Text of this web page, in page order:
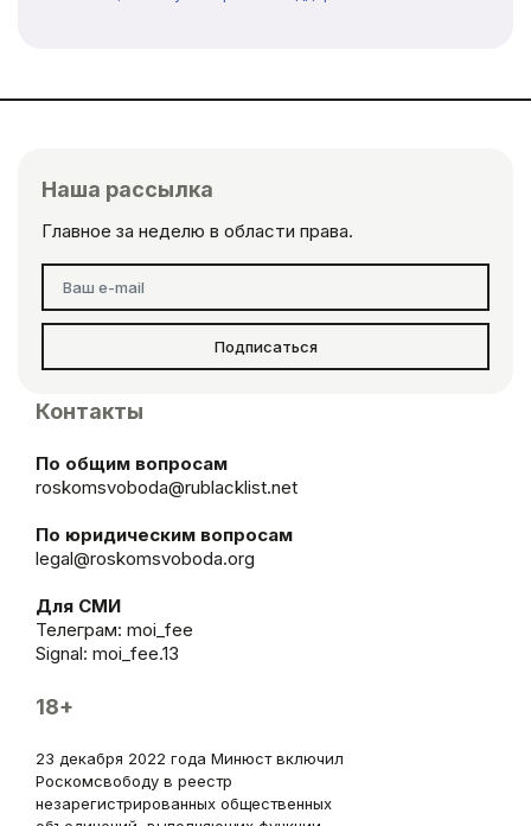
Наша рассылка
Главное за неделю в области права.
Подписаться
Контакты
По общим вопросам
roskomsvoboda@rublacklist.net
По юридическим вопросам
legal@roskomsvoboda.org
Для СМИ
Телеграм: moi_fee
Signal: moi_fee.13
18+
23 декабря 2022 года Минюст включил
Роскомсвободу в реестр
незарегистрированных общественных